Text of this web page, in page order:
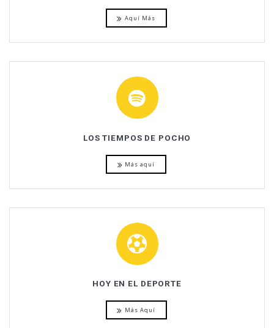
Aquí Más
LOS TIEMPOS DE POCHO
Más aquí
HOY EN EL DEPORTE
Más Aquí